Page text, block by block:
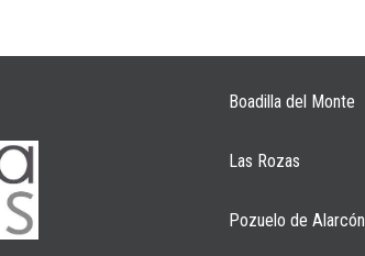
Boadilla del Monte
Las Rozas
Pozuelo de Alarcón